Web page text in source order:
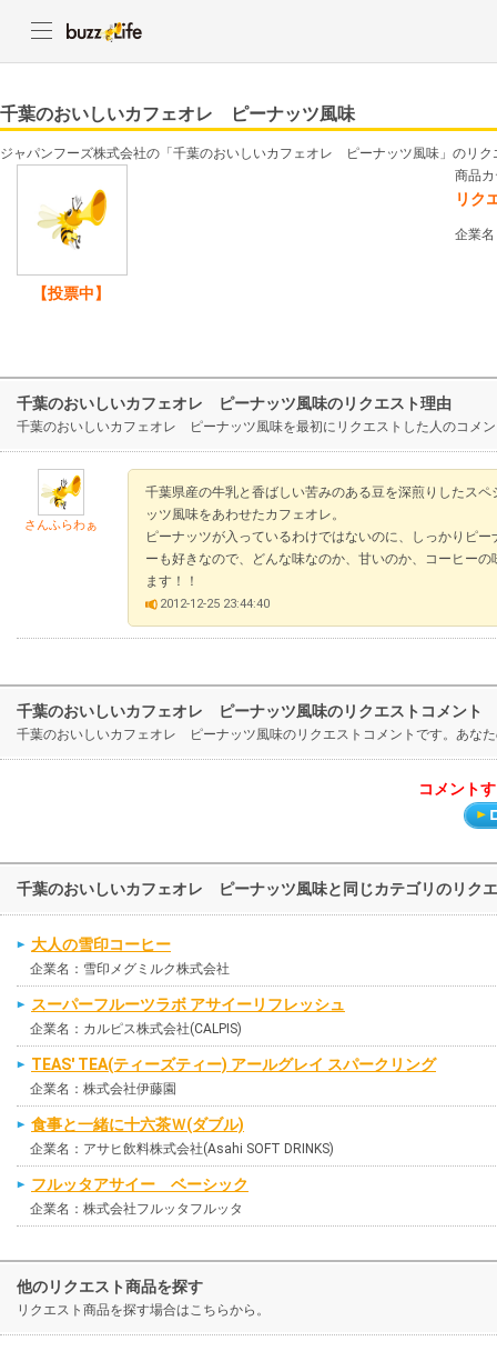
千葉のおいしいカフェオレ ピーナッツ風味
ジャパンフーズ株式会社の「千葉のおいしいカフェオレ ピーナッツ風味」のリク
【投票中】
商品
リク
企業
千葉のおいしいカフェオレ ピーナッツ風味のリクエスト理由
千葉のおいしいカフェオレ ピーナッツ風味を最初にリクエストした人のコメ
さんふらわぁ
千葉県産の牛乳と香ばしい苦みのある豆を深煎りしたス
ッツ風味をあわせたカフェオレ。
ピーナッツが入っているわけではないのに、しっかりピ
ーも好きなので、どんな味なのか、甘いのか、コーヒー
ます！！
2012-12-25 23:44:40
千葉のおいしいカフェオレ ピーナッツ風味のリクエストコメント
千葉のおいしいカフェオレ ピーナッツ風味のリクエストコメントです。あな
コメント
千葉のおいしいカフェオレ ピーナッツ風味と同じカテゴリのリク
大人の雪印コーヒー
企業名：雪印メグミルク株式会社
スーパーフルーツラボ アサイーリフレッシュ
企業名：カルピス株式会社(CALPIS)
TEAS' TEA(ティーズティー) アールグレイ スパークリング
企業名：株式会社伊藤園
食事と一緒に十六茶Ｗ(ダブル)
企業名：アサヒ飲料株式会社(Asahi SOFT DRINKS)
フルッタアサイー ベーシック
企業名：株式会社フルッタフルッタ
他のリクエスト商品を探す
リクエスト商品を探す場合はこちらから。